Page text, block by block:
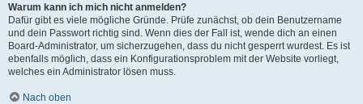
Warum kann ich mich nicht anmelden?
Dafür gibt es viele mögliche Gründe. Prüfe zunächst, ob dein Benutzername
und dein Passwort richtig sind. Wenn dies der Fall ist, wende dich an einen
Board-Administrator, um sicherzugehen, dass du nicht gesperrt wurdest. Es ist
ebenfalls möglich, dass ein Konfigurationsproblem mit der Website vorliegt,
welches ein Administrator lösen muss.
Nach oben